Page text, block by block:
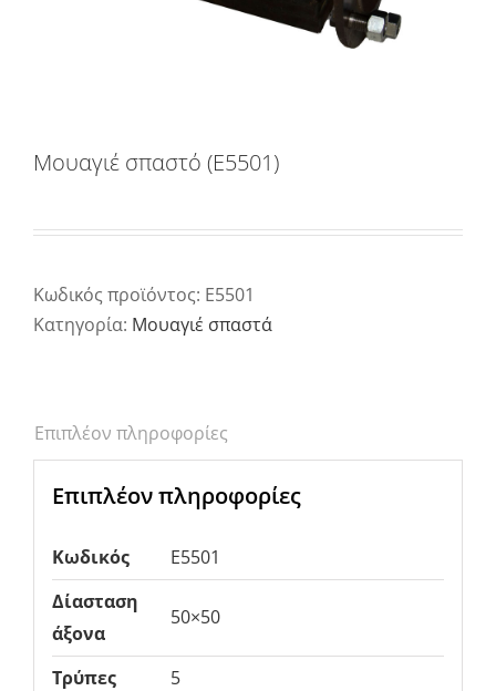
Μουαγιέ σπαστό (E5501)
Κωδικός προϊόντος: E5501
Κατηγορία: Μουαγιέ σπαστά
Επιπλέον πληροφορίες
Επιπλέον πληροφορίες
Κωδικός
E5501
Δίασταση
άξονα
50×50
Τρύπες
5